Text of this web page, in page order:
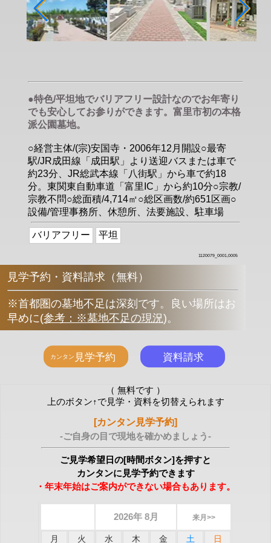
●特色/平坦地でバリアフリー設計なのでお年寄り
でも安心してお参りができます。富里市初の本格
派公園墓地。
○経営主体/(宗)安国寺・2006年12月開設○最寄
駅/JR成田線「成田駅」より送迎バスまたは車で
約23分、JR総武本線「八街駅」から車で約18
分。東関東自動車道「富里IC」から約10分○宗教/
宗教不問○総面積/4,714㎡○総区画数/約651区画○
設備/管理事務所、休憩所、法要施設、駐車場
バリアフリー 平坦
1120079_0001,0005
見学予約・資料請求（無料）
※首都圏の墓地不足は深刻です。良い場所はお
早めに(参考：※墓地不足の現況)。
（ 無料です ）
上のボタン↑で見学・資料を切替えられます
[カンタン見学予約]
-ご自身の目で現地を確かめましょう-
ご見学希望日の[時間ボタン]を押すと
カンタンに見学予約できます
・年末年始はご案内ができない場合もあります。
2026年 8月 来月>>
月 火 水 木 金 土 日